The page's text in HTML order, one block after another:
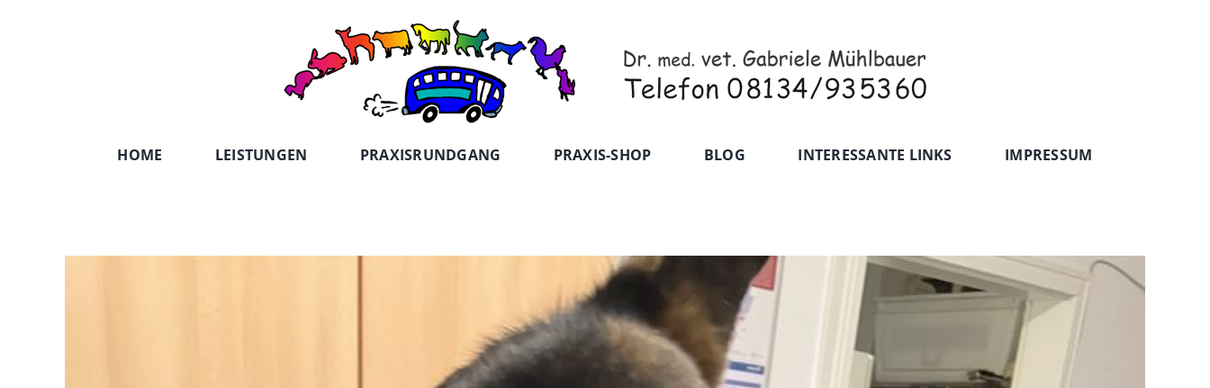
HOME LEISTUNGEN PRAXISRUNDGANG PRAXIS-SHOP BLOG INTERESSANTE LINKS IMPRESSUM